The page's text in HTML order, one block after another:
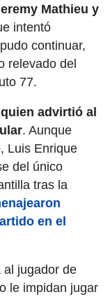
Mathieu y
intentó
continuar,
relevado del
77.
advirtió al
. Aunque
Luis Enrique
del único
tras la
en el
al jugador de
le impidan jugar